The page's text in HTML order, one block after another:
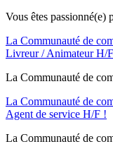
Vous êtes passionné(e)
La Communauté de
Livreur / Animateur H/
La Communauté de
La Communauté de
Agent de service H/F !
La Communauté de